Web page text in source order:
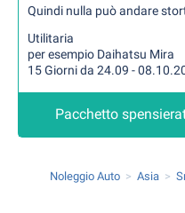
Quindi nulla può andare
Utilitaria
per esempio Daihatsu Mira
15 Giorni da 24.09 -
Pacchetto
Noleggio Auto Asia